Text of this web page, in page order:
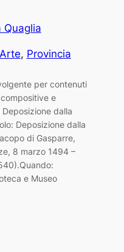
Quaglia
Arte, Provincia
per contenuti
e
dalla
Deposizione dalla
di Gasparre,
8 marzo 1494 –
e Museo